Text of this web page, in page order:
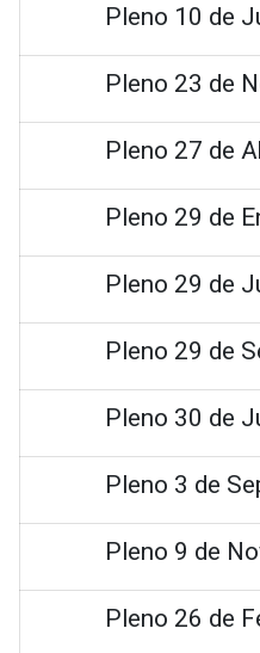
Pleno 10 de
Pleno 23 de
Pleno 27 de
Pleno 29 de
Pleno 29 de
Pleno 29 de
Pleno 30 de
Pleno 3 de
Pleno 9 de
Pleno 26 de